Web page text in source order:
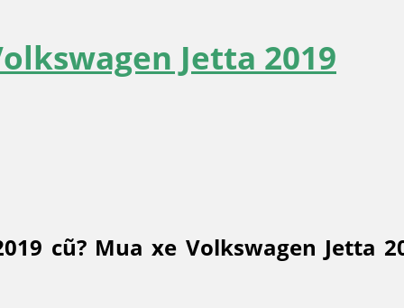
Jetta 2019
cũ? Mua xe Volkswagen Jetta